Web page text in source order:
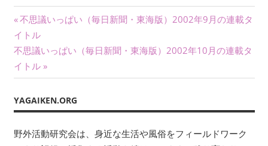
学
を
は
じ
め
と
る
彩
投
稿
ナ
ビ
ゲ
ー
前
の
記
事:
不思議いっぱい（毎日新聞・東海版）2002年9月の連載タ
イトル
次
の
記
事:
不思議いっぱい（毎日新聞・東海版）2002年10月の連載タ
イトル
YAGAIKEN.ORG
野外活動研究会は、身近な生活や風俗をフィールドワーク